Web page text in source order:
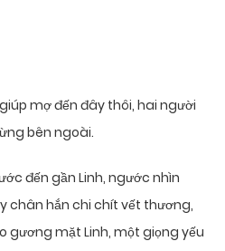
mợ đến đây thôi, hai người
bên ngoài.
đến gần Linh, ngước nhìn
chân hắn chi chít vết thương,
gương mặt Linh, một giọng yếu